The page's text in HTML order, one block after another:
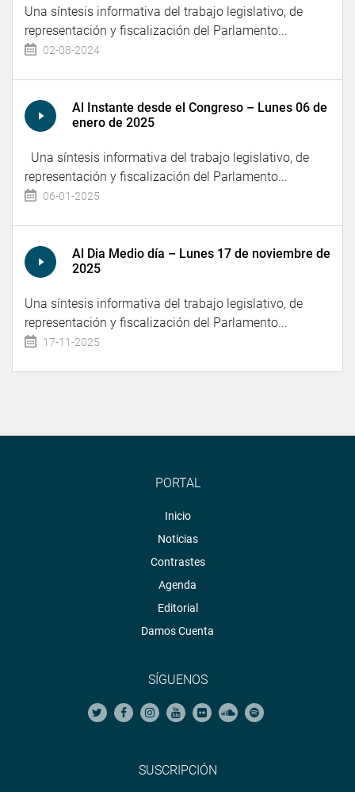
Una síntesis informativa del trabajo legislativo, de
representación y fiscalización del Parlamento...
02-08-2024
Al Instante desde el Congreso – Lunes 06 de
enero de 2025
Una síntesis informativa del trabajo legislativo, de
representación y fiscalización del Parlamento...
06-01-2025
Al Dia Medio día – Lunes 17 de noviembre de
2025
Una síntesis informativa del trabajo legislativo, de
representación y fiscalización del Parlamento...
17-11-2025
PORTAL
Inicio
Noticias
Contrastes
Agenda
Editorial
Damos Cuenta
SÍGUENOS
SUSCRIPCIÓN